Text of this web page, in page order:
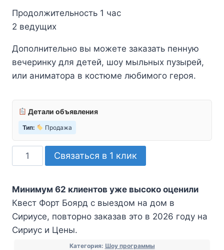
Продолжительность 1 час
2 ведущих
Дополнительно вы можете заказать пенную
вечеринку для детей, шоу мыльных пузырей,
или аниматора в костюме любимого героя.
Детали объявления
Тип: Продажа
Количество
товара
Форт
Боярд
с
выездом
Связаться в 1 клик
Минимум 62 клиентов уже высоко оценили
Квест Форт Боярд с выездом на дом в
Сириусе, повторно заказав это в 2026 году на
Сириус и Цены.
Категория: Шоу программы